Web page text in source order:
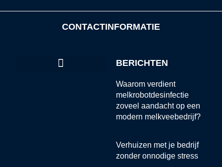
CONTACTINFORMATIE
BERICHTEN
Waarom verdient
melkrobotdesinfectie
zoveel aandacht op een
modern melkveebedrijf?
Verhuizen met je bedrijf
zonder onnodige stress